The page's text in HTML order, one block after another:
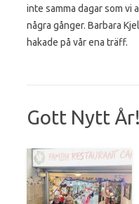
inte samma dagar som vi
några gånger. Barbara
hakade på vår ena träff.
Gott Nytt År!